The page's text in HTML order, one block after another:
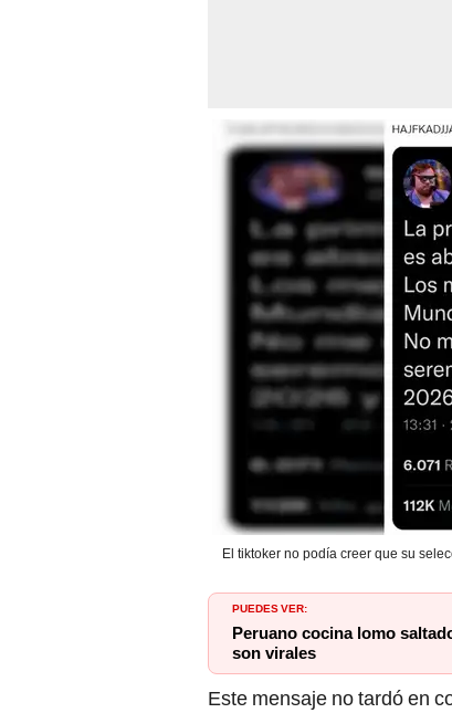
El tiktoker no podía creer que su
Peruano cocina lomo
son virales
Este mensaje no tardó en
eliminado del magno